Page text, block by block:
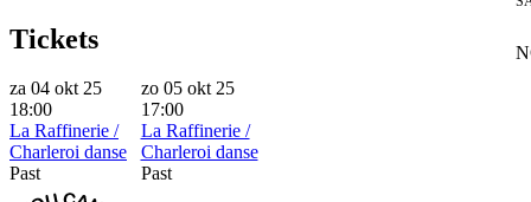
Tickets
za 04 okt 25
18:00
La Raffinerie /
Charleroi danse
Past
zo 05 okt 25
17:00
La Raffinerie /
Charleroi danse
Past